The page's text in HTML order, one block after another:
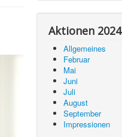
Aktionen 2024
Allgemeines
Februar
Mai
Juni
Juli
August
September
Impressionen